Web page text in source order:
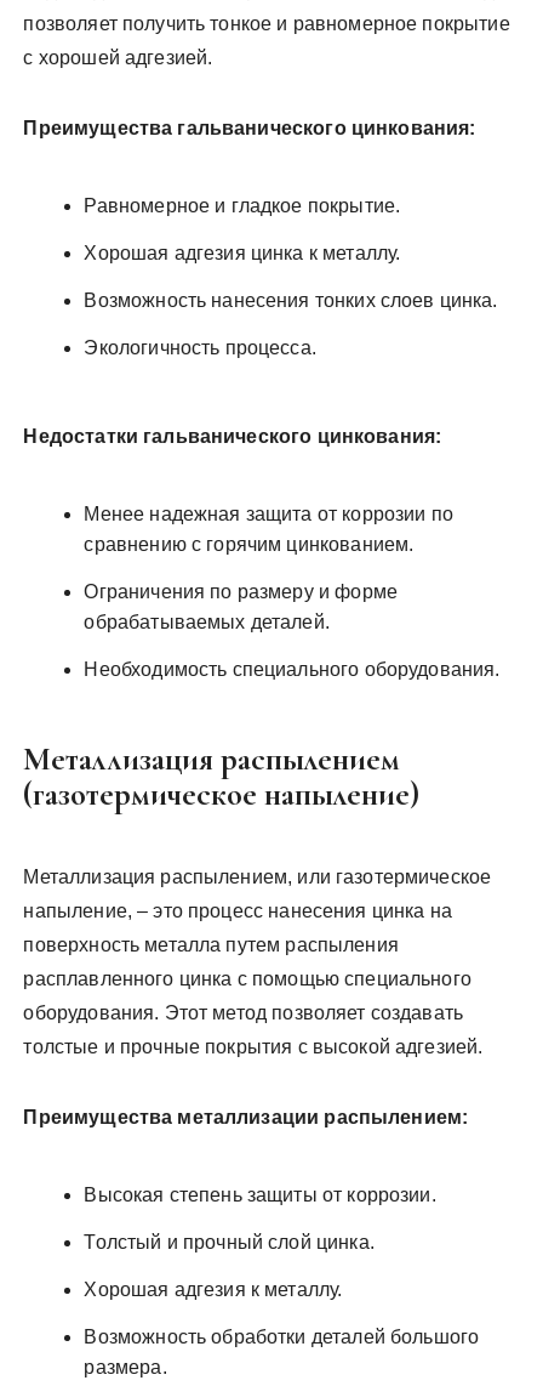
позволяет получить тонкое и равномерное покрытие
с хорошей адгезией.
Преимущества гальванического цинкования:
Равномерное и гладкое покрытие.
Хорошая адгезия цинка к металлу.
Возможность нанесения тонких слоев цинка.
Экологичность процесса.
Недостатки гальванического цинкования:
Менее надежная защита от коррозии по
сравнению с горячим цинкованием.
Ограничения по размеру и форме
обрабатываемых деталей.
Необходимость специального оборудования.
Металлизация распылением
(газотермическое напыление)
Металлизация распылением, или газотермическое
напыление, – это процесс нанесения цинка на
поверхность металла путем распыления
расплавленного цинка с помощью специального
оборудования. Этот метод позволяет создавать
толстые и прочные покрытия с высокой адгезией.
Преимущества металлизации распылением:
Высокая степень защиты от коррозии.
Толстый и прочный слой цинка.
Хорошая адгезия к металлу.
Возможность обработки деталей большого
размера.